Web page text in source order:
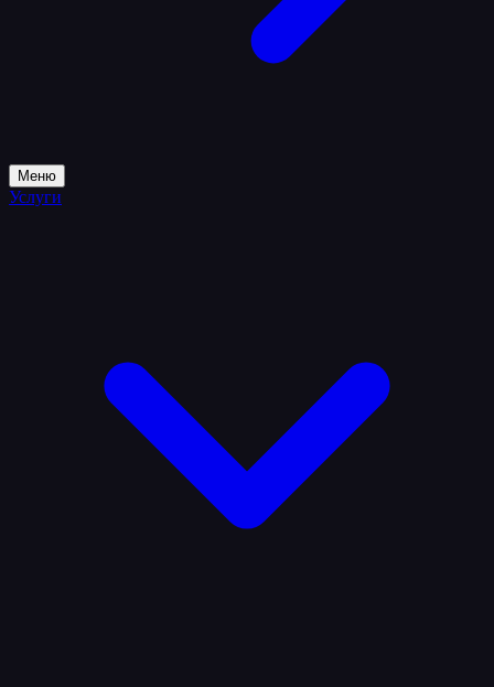
Меню
Услуги